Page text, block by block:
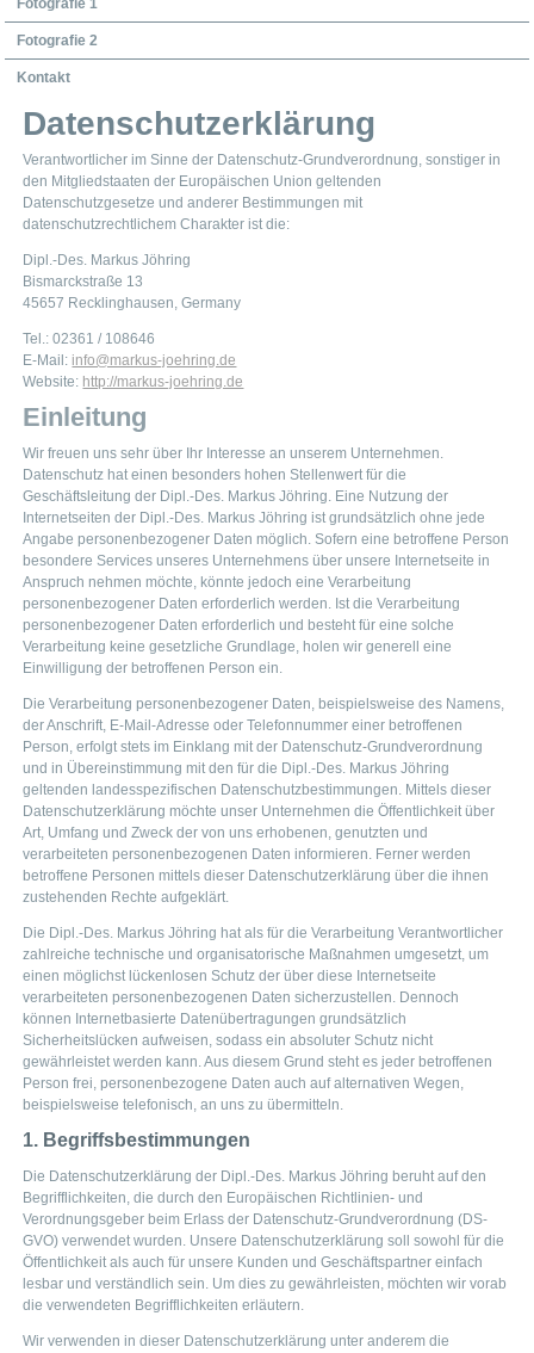
Fotografie 1
Fotografie 2
Kontakt
Datenschutzerklärung
Verantwortlicher im Sinne der Datenschutz-Grundverordnung, sonstiger in
den Mitgliedstaaten der Europäischen Union geltenden
Datenschutzgesetze und anderer Bestimmungen mit
datenschutzrechtlichem Charakter ist die:
Dipl.-Des. Markus Jöhring
Bismarckstraße 13
45657 Recklinghausen, Germany
Tel.: 02361 / 108646
E-Mail: info@markus-joehring.de
Website: http://markus-joehring.de
Einleitung
Wir freuen uns sehr über Ihr Interesse an unserem Unternehmen.
Datenschutz hat einen besonders hohen Stellenwert für die
Geschäftsleitung der Dipl.-Des. Markus Jöhring. Eine Nutzung der
Internetseiten der Dipl.-Des. Markus Jöhring ist grundsätzlich ohne jede
Angabe personenbezogener Daten möglich. Sofern eine betroffene Person
besondere Services unseres Unternehmens über unsere Internetseite in
Anspruch nehmen möchte, könnte jedoch eine Verarbeitung
personenbezogener Daten erforderlich werden. Ist die Verarbeitung
personenbezogener Daten erforderlich und besteht für eine solche
Verarbeitung keine gesetzliche Grundlage, holen wir generell eine
Einwilligung der betroffenen Person ein.
Die Verarbeitung personenbezogener Daten, beispielsweise des Namens,
der Anschrift, E-Mail-Adresse oder Telefonnummer einer betroffenen
Person, erfolgt stets im Einklang mit der Datenschutz-Grundverordnung
und in Übereinstimmung mit den für die Dipl.-Des. Markus Jöhring
geltenden landesspezifischen Datenschutzbestimmungen. Mittels dieser
Datenschutzerklärung möchte unser Unternehmen die Öffentlichkeit über
Art, Umfang und Zweck der von uns erhobenen, genutzten und
verarbeiteten personenbezogenen Daten informieren. Ferner werden
betroffene Personen mittels dieser Datenschutzerklärung über die ihnen
zustehenden Rechte aufgeklärt.
Die Dipl.-Des. Markus Jöhring hat als für die Verarbeitung Verantwortlicher
zahlreiche technische und organisatorische Maßnahmen umgesetzt, um
einen möglichst lückenlosen Schutz der über diese Internetseite
verarbeiteten personenbezogenen Daten sicherzustellen. Dennoch
können Internetbasierte Datenübertragungen grundsätzlich
Sicherheitslücken aufweisen, sodass ein absoluter Schutz nicht
gewährleistet werden kann. Aus diesem Grund steht es jeder betroffenen
Person frei, personenbezogene Daten auch auf alternativen Wegen,
beispielsweise telefonisch, an uns zu übermitteln.
1. Begriffsbestimmungen
Die Datenschutzerklärung der Dipl.-Des. Markus Jöhring beruht auf den
Begrifflichkeiten, die durch den Europäischen Richtlinien- und
Verordnungsgeber beim Erlass der Datenschutz-Grundverordnung (DS-
GVO) verwendet wurden. Unsere Datenschutzerklärung soll sowohl für die
Öffentlichkeit als auch für unsere Kunden und Geschäftspartner einfach
lesbar und verständlich sein. Um dies zu gewährleisten, möchten wir vorab
die verwendeten Begrifflichkeiten erläutern.
Wir verwenden in dieser Datenschutzerklärung unter anderem die